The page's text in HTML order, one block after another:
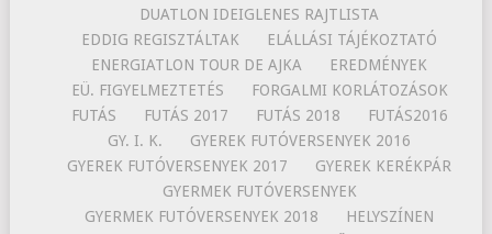
DUATLON IDEIGLENES RAJTLISTA
EDDIG REGISZTÁLTAK
ELÁLLÁSI TÁJÉKOZTATÓ
ENERGIATLON TOUR DE AJKA
EREDMÉNYEK
EÜ. FIGYELMEZTETÉS
FORGALMI KORLÁTOZÁSOK
FUTÁS
FUTÁS 2017 FUTÁS 2018
FUTÁS2016
GY. I. K.
GYEREK FUTÓVERSENYEK 2016
GYEREK FUTÓVERSENYEK 2017
GYEREK KERÉKPÁR
GYERMEK FUTÓVERSENYEK
GYERMEK FUTÓVERSENYEK 2018
HELYSZÍNEN